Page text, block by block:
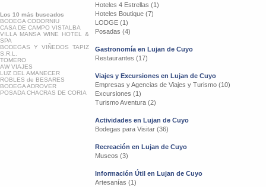
Los 10 más buscados
BODEGA CODORNIU
CASA DE CAMPO VISTALBA
VILLA MANSA WINE HOTEL &
SPA
BODEGAS Y VIÑEDOS TAPIZ
S.R.L.
TOMERO
AW VIAJES
LUZ DEL AMANECER
ROBLES de BESARES
BODEGA ADROVER
POSADA CHACRAS DE CORIA
Hoteles 4 Estrellas (1)
Hoteles Boutique (7)
LODGE (1)
Posadas (4)
Gastronomía en Lujan de Cuyo
Restaurantes (17)
Viajes y Excursiones en Lujan de Cuyo
Empresas y Agencias de Viajes y Turismo (10)
Excursiones (1)
Turismo Aventura (2)
Actividades en Lujan de Cuyo
Bodegas para Visitar (36)
Recreación en Lujan de Cuyo
Museos (3)
Información Útil en Lujan de Cuyo
Artesanías (1)